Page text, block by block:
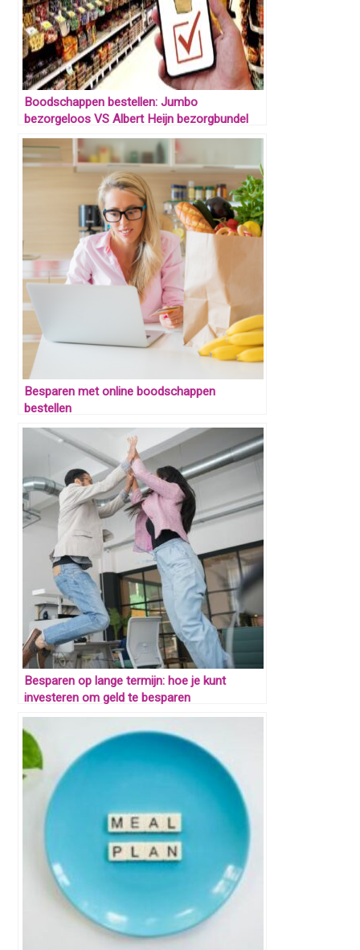
Boodschappen bestellen: Jumbo
bezorgeloos VS Albert Heijn bezorgbundel
Besparen met online boodschappen
bestellen
Besparen op lange termijn: hoe je kunt
investeren om geld te besparen